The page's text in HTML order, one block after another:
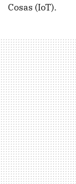
Cosas (IoT).